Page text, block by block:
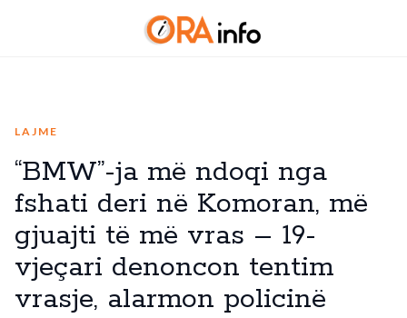
LAJME
“BMW”-ja më ndoqi nga
fshati deri në Komoran, më
gjuajti të më vras – 19-
vjeçari denoncon tentim
vrasje, alarmon policinë